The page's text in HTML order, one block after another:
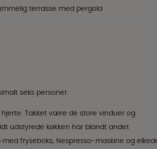
terrasse med pergola
seks personer.
Takket være de store vinduer og
udstyrede køkken har blandt andet
fryseboks, Nespresso-maskine og